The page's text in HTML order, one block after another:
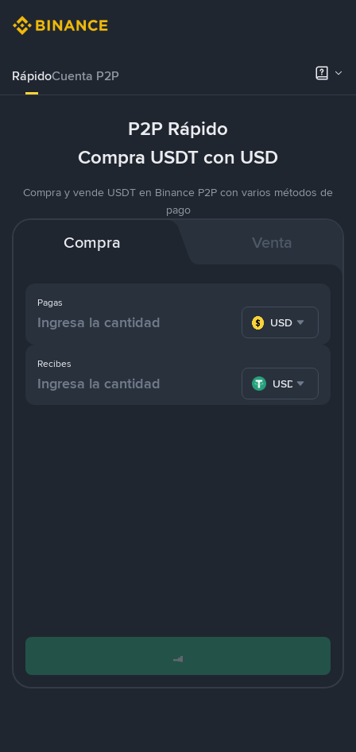
RápidoCuenta P2P
P2P Rápido
Compra USDT con USD
Compra y vende USDT en Binance P2P con varios métodos de
pago
Compra Venta
Pagas
USD
Recibes
USDT